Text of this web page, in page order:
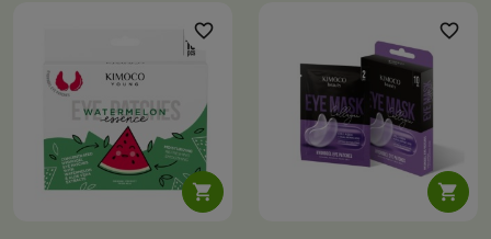
nadając efekt świeżego
spojrzenia

favorite_border

favorite_border